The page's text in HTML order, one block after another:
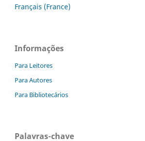
Français (France)
Informações
Para Leitores
Para Autores
Para Bibliotecários
Palavras-chave